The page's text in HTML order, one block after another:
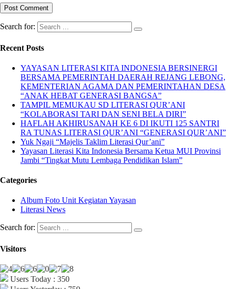
Search for:
Recent Posts
YAYASAN LITERASI KITA INDONESIA BERSINERGI
BERSAMA PEMERINTAH DAERAH REJANG LEBONG,
KEMENTERIAN AGAMA DAN PEMERINTAHAN DESA
“ANAK HEBAT GENERASI BANGSA”
TAMPIL MEMUKAU SD LITERASI QUR’ANI
“KOLABORASI TARI DAN SENI BELA DIRI”
HAFLAH AKHIRUSANAH KE 6 DI IKUTI 125 SANTRI
RA TUNAS LITERASI QUR’ANI “GENERASI QUR’ANI”
Yuk Ngaji “Majelis Taklim Literasi Qur’ani”
Yayasan Literasi Kita Indonesia Bersama Ketua MUI Provinsi
Jambi “Tingkat Mutu Lembaga Pendidikan Islam”
Categories
Album Foto Unit Kegiatan Yayasan
Literasi News
Search for:
Visitors
Users Today : 350